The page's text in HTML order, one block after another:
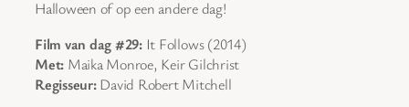
Halloween of op een andere dag!
Film van dag #29:It Follows (2014)
Met: Maika Monroe, Keir Gilchrist
Regisseur:David Robert Mitchell